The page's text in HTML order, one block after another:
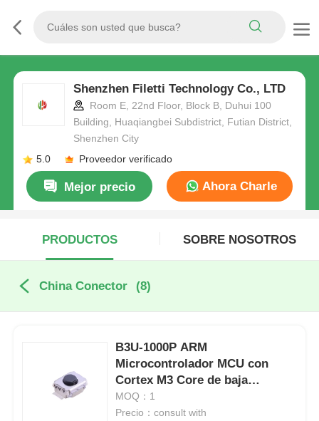
Shenzhen Filetti Technology Co., LTD
Room E, 22nd Floor, Block B, Duhui 100
Building, Huaqiangbei Subdistrict, Futian District,
Shenzhen City
5.0
Proveedor verificado
Mejor precio Ahora Charle
PRODUCTOS SOBRE NOSOTROS
China Conector (8)
B3U-1000P ARM
Microcontrolador MCU con
Cortex M3 Core de baja
potencia 256 kB Flash
incrustado y montaje SMD /
MOQ：1
Precio：consult with